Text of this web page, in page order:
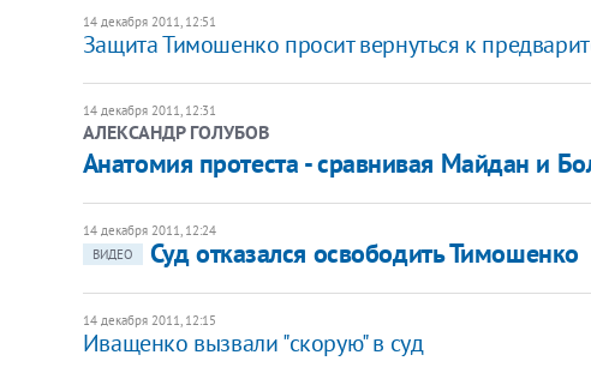
14 декабря 2011, 12:51
Защита Тимошенко просит вернуться к
14 декабря 2011, 12:31
АЛЕКСАНДР ГОЛУБОВ
Анатомия протеста - сравнивая Майдан и
14 декабря 2011, 12:24
ВИДЕО
Суд отказался освободить Тимошенко
14 декабря 2011, 12:15
Иващенко вызвали "скорую" в суд